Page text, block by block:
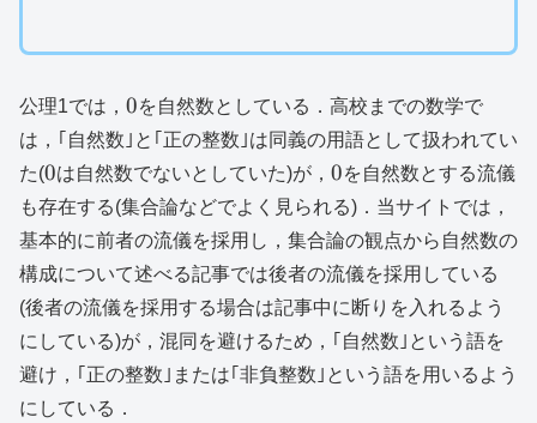
公理1では， 0
0を自然数としている．高校までの数学で
は，｢自然数｣と｢正の整数｣は同義の用語として扱われてい
た(0
0は自然数でないとしていた)が， 0
0を自然数とする流儀
も存在する(集合論などでよく見られる)．当サイトでは，
基本的に前者の流儀を採用し，集合論の観点から自然数の
構成について述べる記事では後者の流儀を採用している
(後者の流儀を採用する場合は記事中に断りを入れるよう
にしている)が，混同を避けるため，｢自然数｣という語を
避け，｢正の整数｣または｢非負整数｣という語を用いるよう
にしている．